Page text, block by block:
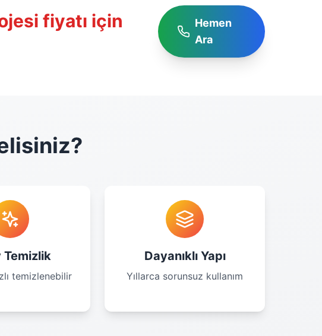
fiyatı için
Hemen
Ara
Temizlik
temizlenebilir
Dayanıklı Yapı
Yıllarca sorunsuz kullanım